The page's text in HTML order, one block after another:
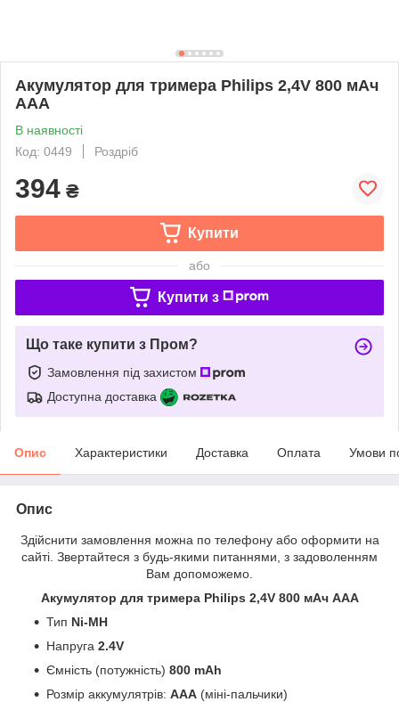
Акумулятор для тримера Philips 2,4V 800 мАч
AAA
В наявності
Код: 0449
Роздріб
394 ₴
Купити
або
Купити з
Що таке купити з Пром?
Замовлення під захистом
Доступна доставка
Опис Характеристики Доставка Оплата Умови
Опис
Здійснити замовлення можна по телефону або оформити на
сайті. Звертайтеся з будь-якими питаннями, з задоволенням
Вам допоможемо.
Акумулятор для тримера Philips 2,4V 800 мАч AAA
Тип Ni-MH
Напруга 2.4V
Ємність (потужність) 800 mAh
Розмір аккумулятрів: ААА (міні-пальчики)